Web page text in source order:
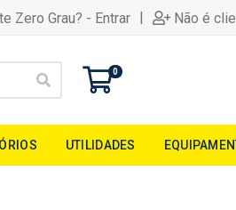
Zero Grau? - Entrar | Não é
0
UTILIDADES